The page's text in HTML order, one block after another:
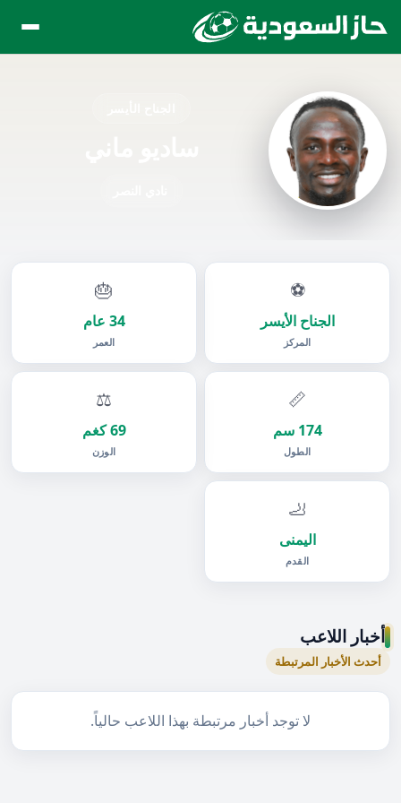
⚽
الجناح الأيسر
المركز
🎂
34 عام
العمر
📏
174 سم
الطول
⚖️
69 كغم
الوزن
🦶
اليمنى
القدم
أخبار اللاعب
أحدث الأخبار المرتبطة
لا توجد أخبار مرتبطة بهذا اللاعب حالياً.